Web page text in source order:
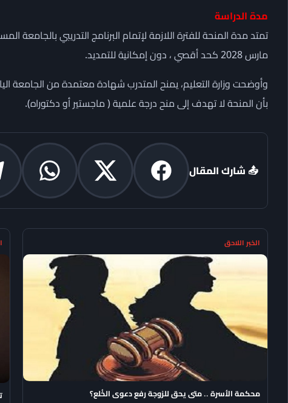
مدة الدراسة
مارس 2028 كحد أقصي ، دون إمكانية للتمديد.
وأوضحت وزارة التعليم، يمنح المتدرب شهادة معتمدة من الجامعة
بأن المنحة لا تهدف إلى منح درجة علمية ( ماجستير أو دكتوراه).
📤 شارك المقال
الخبر اللاحق
محكمة الأسرة .. متى يحق للزوجة رفع دعوى الخُلع؟